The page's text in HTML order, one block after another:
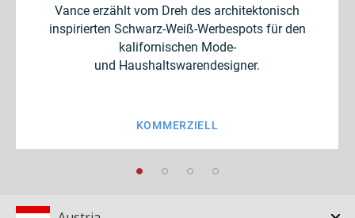
Vance erzählt vom Dreh des architektonisch
inspirierten Schwarz-Weiß-Werbespots für den
kalifornischen Mode-
und Haushaltswarendesigner.
KOMMERZIELL